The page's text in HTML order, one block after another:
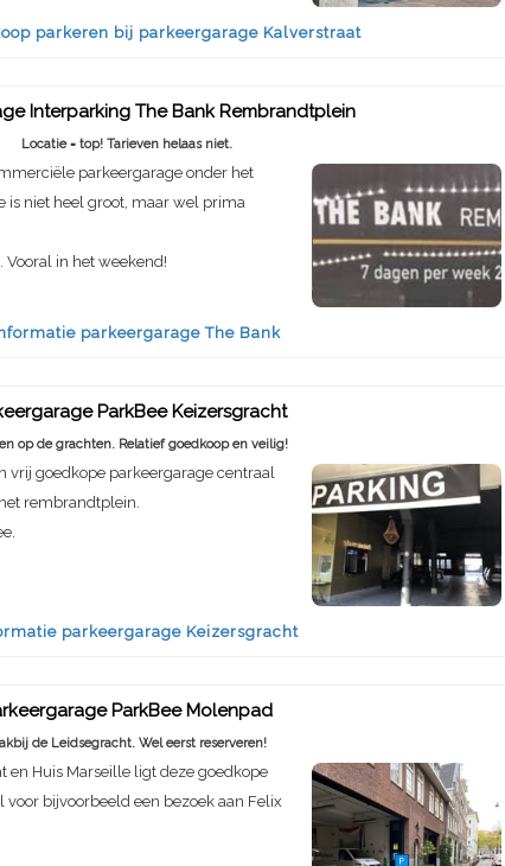
parkeren bij parkeergarage Kalverstraat
Interparking The Bank Rembrandtplein
Locatie = top! Tarieven helaas niet.
parkeergarage onder het
is niet heel groot, maar wel prima
Vooral in het weekend!
parkeergarage The Bank
ParkBee Keizersgracht
op de grachten. Relatief goedkoop en veilig!
vrij goedkope parkeergarage centraal
rembrandtplein.
parkeergarage Keizersgracht
ParkBee Molenpad
de Leidsegracht. Wel eerst reserveren!
en Huis Marseille ligt deze goedkope
voor bijvoorbeeld een bezoek aan Felix